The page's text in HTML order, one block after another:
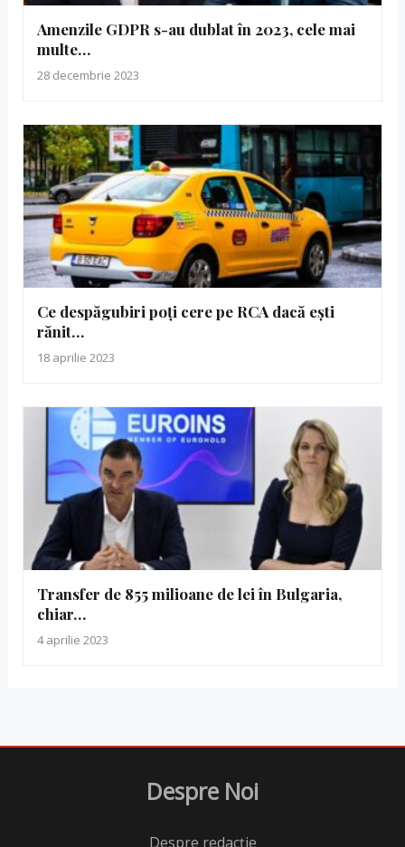
Amenzile GDPR s-au dublat în 2023, cele mai
multe…
28 decembrie 2023
Ce despăgubiri poți cere pe RCA dacă ești
rănit…
18 aprilie 2023
Transfer de 855 milioane de lei în Bulgaria,
chiar…
4 aprilie 2023
Despre Noi
Despre redacție